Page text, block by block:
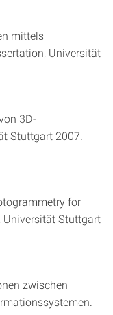
mittels
Universität
3D-
Stuttgart 2007.
for
Universität Stuttgart
zwischen